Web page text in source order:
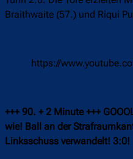
Braithwaite (57.) und Riqui
https://
+++ 90. + 2 Minute +++
wie! Ball an der
Linksschuss verwandelt! 3:0!